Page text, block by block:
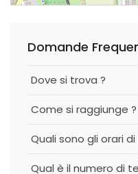
Domande
Dove si trova ?
Come si raggiunge ?
Quali sono gli orari
Qual è il numero di